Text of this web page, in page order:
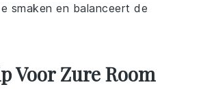
smaken en balanceert de
Voor Zure Room